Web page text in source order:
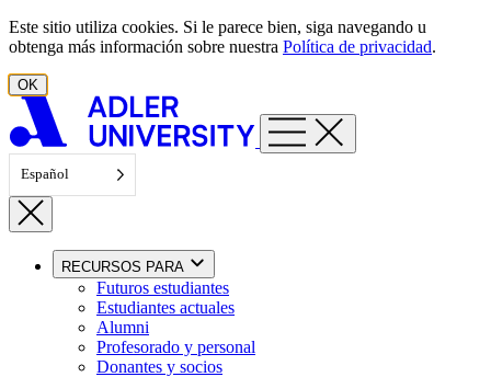
Ir al contenido
Este sitio utiliza cookies. Si le parece bien, siga navegando u
obtenga más información sobre nuestra Política de privacidad.
OK
Español
RECURSOS PARA
Futuros estudiantes
Estudiantes actuales
Alumni
Profesorado y personal
Donantes y socios